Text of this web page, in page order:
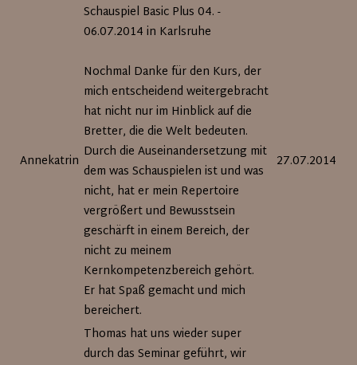
Annekatrin
Schauspiel Basic Plus 04. -
06.07.2014 in Karlsruhe
Nochmal Danke für den Kurs, der
mich entscheidend weitergebracht
hat nicht nur im Hinblick auf die
Bretter, die die Welt bedeuten.
Durch die Auseinandersetzung mit
dem was Schauspielen ist und was
nicht, hat er mein Repertoire
vergrößert und Bewusstsein
geschärft in einem Bereich, der
nicht zu meinem
Kernkompetenzbereich gehört.
Er hat Spaß gemacht und mich
bereichert.
27.07.2014
Thomas hat uns wieder super
durch das Seminar geführt, wir